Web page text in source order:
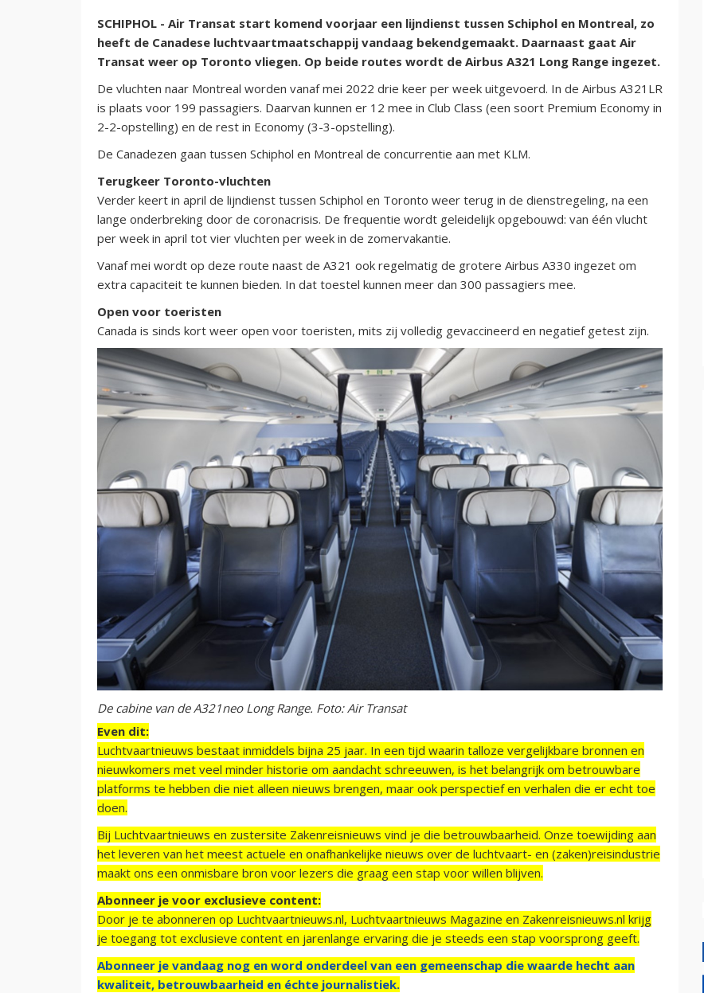
SCHIPHOL - Air Transat start komend voorjaar een lijndienst tussen Schiphol en Montreal, zo
heeft de Canadese luchtvaartmaatschappij vandaag bekendgemaakt. Daarnaast gaat Air
Transat weer op Toronto vliegen. Op beide routes wordt de Airbus A321 Long Range ingezet.
De vluchten naar Montreal worden vanaf mei 2022 drie keer per week uitgevoerd. In de Airbus A321LR
is plaats voor 199 passagiers. Daarvan kunnen er 12 mee in Club Class (een soort Premium Economy in
2-2-opstelling) en de rest in Economy (3-3-opstelling).
De Canadezen gaan tussen Schiphol en Montreal de concurrentie aan met KLM.
Terugkeer Toronto-vluchten
Verder keert in april de lijndienst tussen Schiphol en Toronto weer terug in de dienstregeling, na een
lange onderbreking door de coronacrisis. De frequentie wordt geleidelijk opgebouwd: van één vlucht
per week in april tot vier vluchten per week in de zomervakantie.
Vanaf mei wordt op deze route naast de A321 ook regelmatig de grotere Airbus A330 ingezet om
extra capaciteit te kunnen bieden. In dat toestel kunnen meer dan 300 passagiers mee.
Open voor toeristen
Canada is sinds kort weer open voor toeristen, mits zij volledig gevaccineerd en negatief getest zijn.
De cabine van de A321neo Long Range. Foto: Air Transat
Even dit:
Luchtvaartnieuws bestaat inmiddels bijna 25 jaar. In een tijd waarin talloze vergelijkbare bronnen en
nieuwkomers met veel minder historie om aandacht schreeuwen, is het belangrijk om betrouwbare
platforms te hebben die niet alleen nieuws brengen, maar ook perspectief en verhalen die er echt toe
doen.
Bij Luchtvaartnieuws en zustersite Zakenreisnieuws vind je die betrouwbaarheid. Onze toewijding aan
het leveren van het meest actuele en onafhankelijke nieuws over de luchtvaart- en (zaken)reisindustrie
maakt ons een onmisbare bron voor lezers die graag een stap voor willen blijven.
Abonneer je voor exclusieve content:
Door je te abonneren op Luchtvaartnieuws.nl, Luchtvaartnieuws Magazine en Zakenreisnieuws.nl krijg
je toegang tot exclusieve content en jarenlange ervaring die je steeds een stap voorsprong geeft.
Abonneer je vandaag nog en word onderdeel van een gemeenschap die waarde hecht aan
kwaliteit, betrouwbaarheid en échte journalistiek.